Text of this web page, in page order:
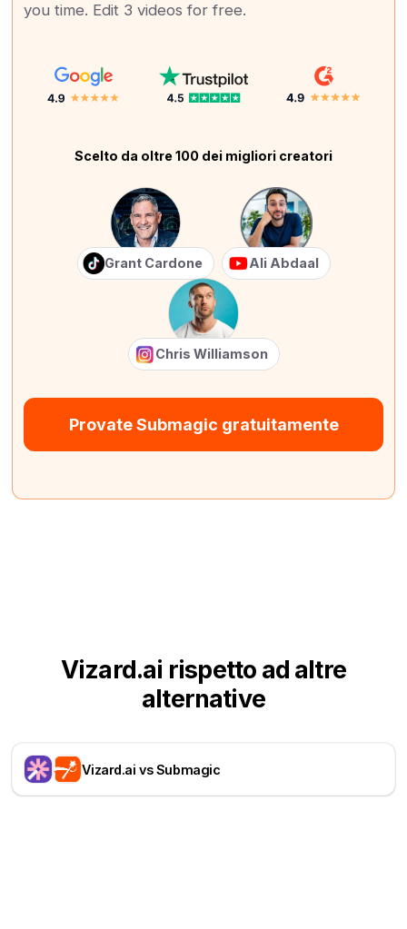
you time. Edit 3 videos for free.
Scelto da oltre 100 dei migliori creatori
Grant Cardone Ali Abdaal
Chris Williamson
Provate Submagic gratuitamente
Vizard.ai rispetto ad altre
alternative
Vizard.ai vs Submagic